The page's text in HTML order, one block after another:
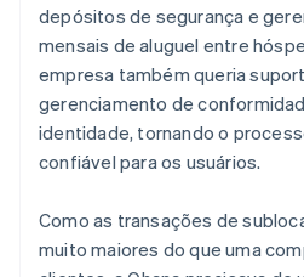
depósitos de segurança e
mensais de aluguel entre
empresa também queria
gerenciamento de
identidade, tornando o
confiável para os usuários.
Como as transações de
muito maiores do que uma